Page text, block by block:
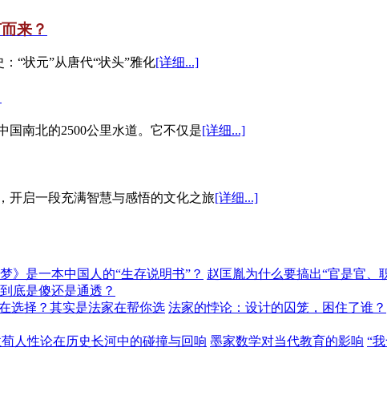
来？
“状元”从唐代“状头”雅化[详细...]
国南北的2500公里水道。它不仅是[详细...]
开启一段充满智慧与感悟的文化之旅[详细...]
》是一本中国人的“生存说明书”？ 赵匡胤为什么要搞出“官是官、
底是傻还是通透？
选择？其实是法家在帮你选 法家的悖论：设计的囚笼，困住了谁？
荀人性论在历史长河中的碰撞与回响 墨家数学对当代教育的影响 “